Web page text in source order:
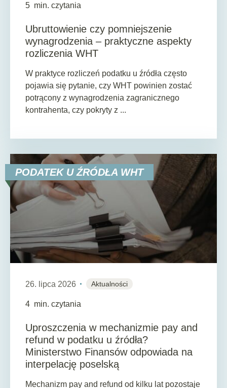
5 min. czytania
Ubruttowienie czy pomniejszenie
wynagrodzenia – praktyczne aspekty
rozliczenia WHT
W praktyce rozliczeń podatku u źródła często
pojawia się pytanie, czy WHT powinien zostać
potrącony z wynagrodzenia zagranicznego
kontrahenta, czy pokryty z ...
PODATEK U ŹRÓDŁA WHT
26. lipca 2026 Aktualności
4 min. czytania
Uproszczenia w mechanizmie pay and
refund w podatku u źródła?
Ministerstwo Finansów odpowiada na
interpelację poselską
Mechanizm pay and refund od kilku lat pozostaje